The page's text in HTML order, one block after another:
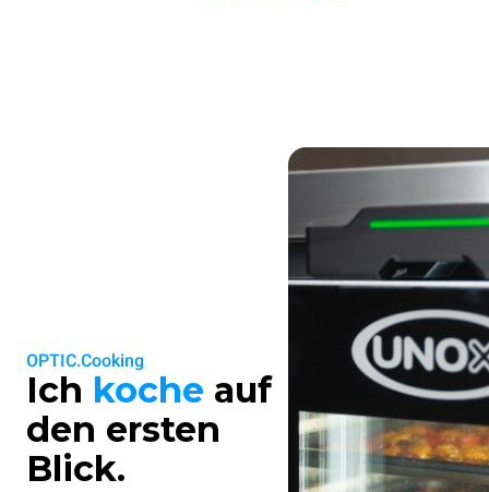
OPTIC.Cooking
Ich koche auf
den ersten
Blick.